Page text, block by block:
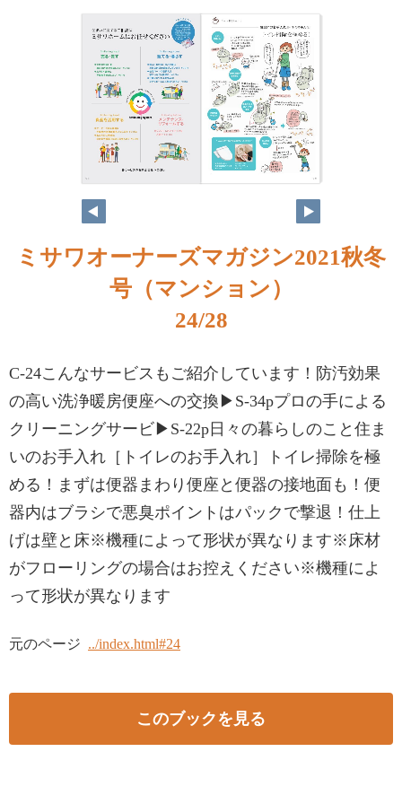
ミサワオーナーズマガジン2021秋冬
号（マンション）
24/28
C-24こんなサービスもご紹介しています！防汚効果
の高い洗浄暖房便座への交換▶S-34pプロの手による
クリーニングサービ▶S-22p日々の暮らしのこと住ま
いのお手入れ［トイレのお手入れ］トイレ掃除を極
める！まずは便器まわり便座と便器の接地面も！便
器内はブラシで悪臭ポイントはパックで撃退！仕上
げは壁と床※機種によって形状が異なります※床材
がフローリングの場合はお控えください※機種によ
って形状が異なります
元のページ ../index.html#24
このブックを見る